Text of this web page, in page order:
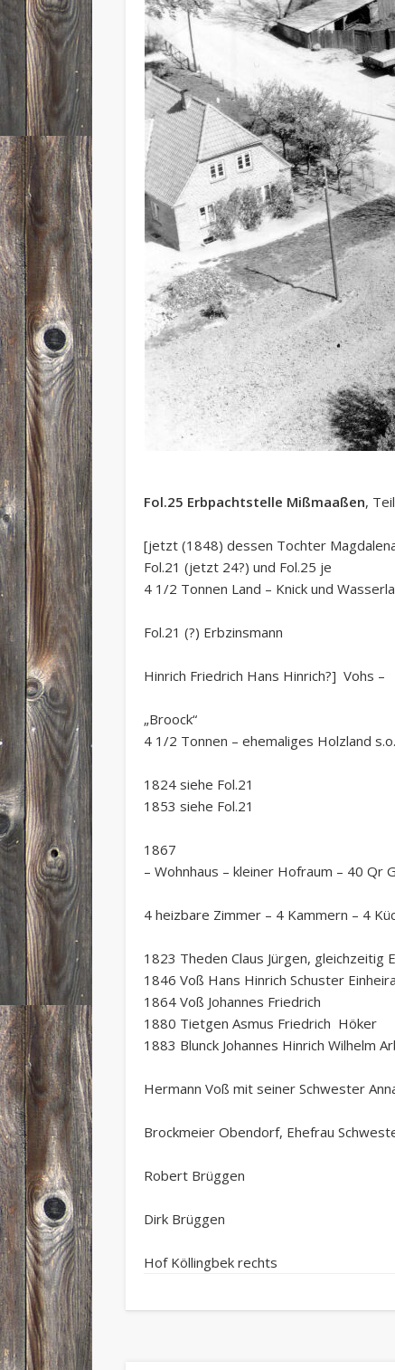
Fol.25 Erbpachtstelle Mißmaaßen,
[jetzt (1848) dessen Tochter
Fol.21 (jetzt 24?) und Fol.25 je
4 1/2 Tonnen Land – Knick und
Fol.21 (?) Erbzinsmann
Hinrich Friedrich Hans Hinrich?] Vohs –
„Broock“
4 1/2 Tonnen – ehemaliges Holzland s.o.
1824 siehe Fol.21
1853 siehe Fol.21
1867
– Wohnhaus – kleiner Hofraum – 40 Qr
4 heizbare Zimmer – 4 Kammern – 4
1823 Theden Claus Jürgen, gleichzeitig
1846 Voß Hans Hinrich Schuster
1864 Voß Johannes Friedrich
1880 Tietgen Asmus Friedrich Höker
1883 Blunck Johannes Hinrich Wilhelm
Hermann Voß mit seiner Schwester
Brockmeier Obendorf, Ehefrau
Robert Brüggen
Dirk Brüggen
Hof Köllingbek rechts